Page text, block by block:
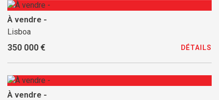
À vendre -
Lisboa
350 000 € DÉTAILS
À vendre -